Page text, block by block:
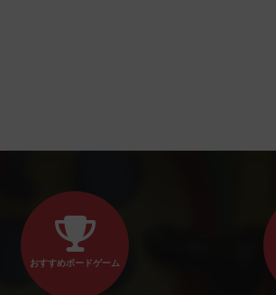
おすすめボードゲーム